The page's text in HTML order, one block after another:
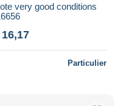
very good conditions
Particulier